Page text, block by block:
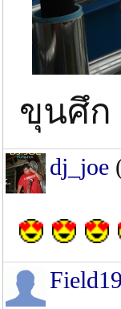
ขุนศึก
dj_joe